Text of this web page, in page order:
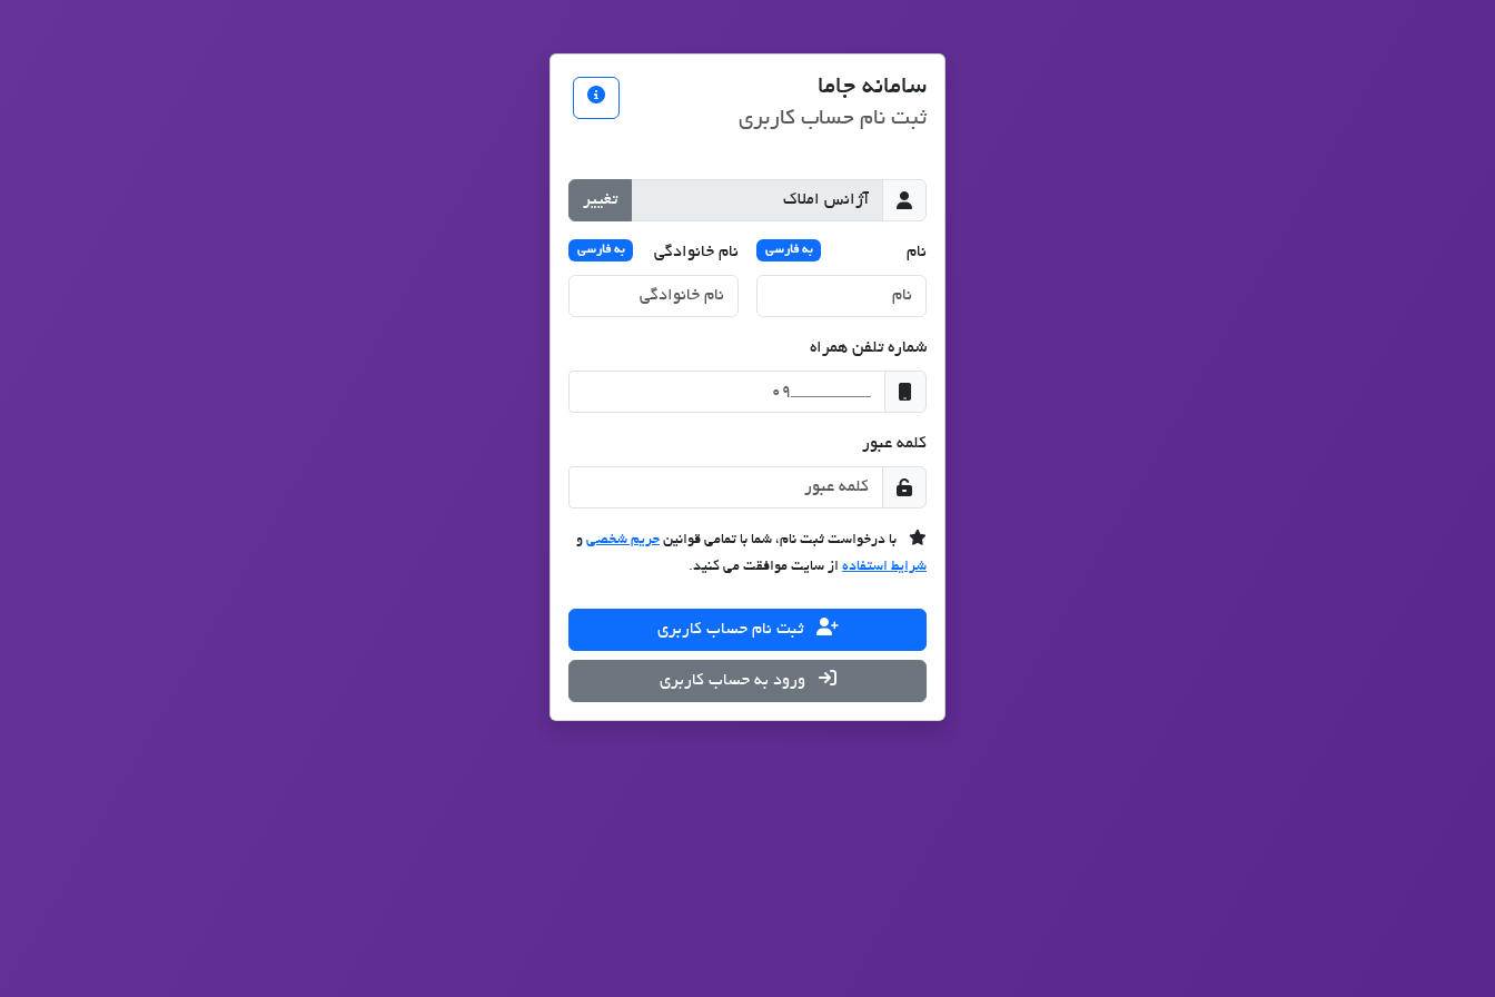
سامانه جاما
ثبت نام حساب کاربری
تغییر
نام به فارسی نام خانوادگی به فارسی
شماره تلفن همراه
کلمه عبور
با درخواست ثبت نام، شما با تمامی قوانین حریم شخصی و
شرایط استفاده از سایت موافقت می کنید.
ثبت نام حساب کاربری
ورود به حساب کاربری